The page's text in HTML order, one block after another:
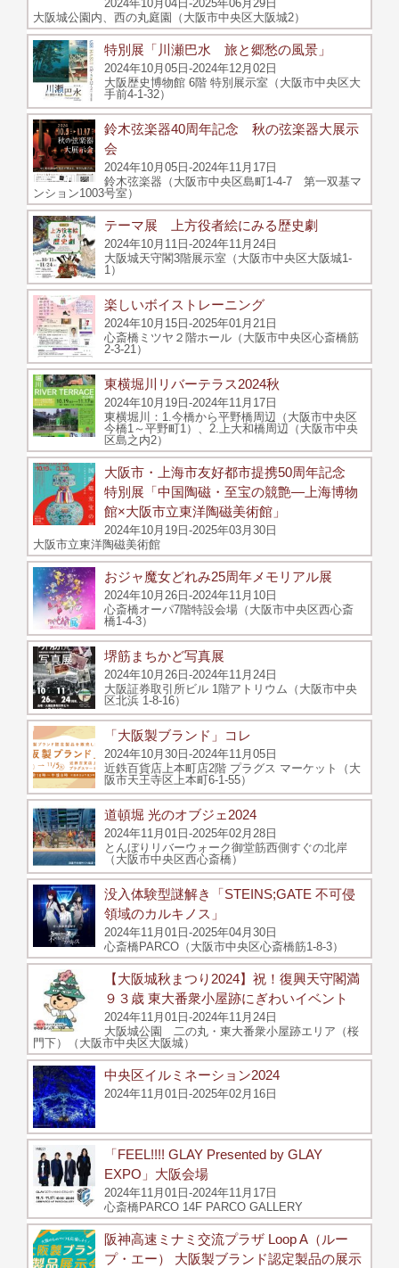
2024年10月04日-2025年06月29日
大阪城公園内、西の丸庭園（大阪市中央区大阪城2）
特別展「川瀬巴水 旅と郷愁の風景」
2024年10月05日-2024年12月02日
大阪歴史博物館 6階 特別展示室（大阪市中央区大
手前4-1-32）
鈴木弦楽器40周年記念 秋の弦楽器大展示
会
2024年10月05日-2024年11月17日
鈴木弦楽器（大阪市中央区島町1-4-7 第一双基マ
ンション1003号室）
テーマ展 上方役者絵にみる歴史劇
2024年10月11日-2024年11月24日
大阪城天守閣3階展示室（大阪市中央区大阪城1-
1）
楽しいボイストレーニング
2024年10月15日-2025年01月21日
心斎橋ミツヤ２階ホール（大阪市中央区心斎橋筋
2-3-21）
東横堀川リバーテラス2024秋
2024年10月19日-2024年11月17日
東横堀川：1.今橋から平野橋周辺（大阪市中央区
今橋1～平野町1）、2.上大和橋周辺（大阪市中央
区島之内2）
大阪市・上海市友好都市提携50周年記念
特別展「中国陶磁・至宝の競艶―上海博物
館×大阪市立東洋陶磁美術館」
2024年10月19日-2025年03月30日
大阪市立東洋陶磁美術館
おジャ魔女どれみ25周年メモリアル展
2024年10月26日-2024年11月10日
心斎橋オーパ7階特設会場（大阪市中央区西心斎
橋1-4-3）
堺筋まちかど写真展
2024年10月26日-2024年11月24日
大阪証券取引所ビル 1階アトリウム（大阪市中央
区北浜 1-8-16）
「大阪製ブランド」コレ
2024年10月30日-2024年11月05日
近鉄百貨店上本町店2階 プラグス マーケット（大
阪市天王寺区上本町6-1-55）
道頓堀 光のオブジェ2024
2024年11月01日-2025年02月28日
とんぼりリバーウォーク御堂筋西側すぐの北岸
（大阪市中央区西心斎橋）
没入体験型謎解き「STEINS;GATE 不可侵
領域のカルキノス」
2024年11月01日-2025年04月30日
心斎橋PARCO（大阪市中央区心斎橋筋1-8-3）
【大阪城秋まつり2024】祝！復興天守閣満
９３歳 東大番衆小屋跡にぎわいイベント
2024年11月01日-2024年11月24日
大阪城公園 二の丸・東大番衆小屋跡エリア（桜
門下）（大阪市中央区大阪城）
中央区イルミネーション2024
2024年11月01日-2025年02月16日
「FEEL!!!! GLAY Presented by GLAY
EXPO」大阪会場
2024年11月01日-2024年11月17日
心斎橋PARCO 14F PARCO GALLERY
阪神高速ミナミ交流プラザ Loop A（ルー
プ・エー） 大阪製ブランド認定製品の展示